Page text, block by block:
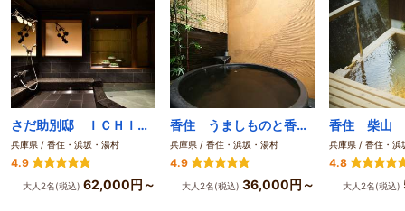
さだ助別邸 ＩＣＨＩＪＯ
兵庫県 / 香住・浜坂・湯村
4.9
大人2名(税込) 62,000円～
香住 うましものと香りの宿 庄屋
兵庫県 / 香住・浜坂・湯村
4.9
大人2名(税込) 36,000円～
香住 柴山
兵庫県 / 香住・浜
4.8
大人2名(税込)